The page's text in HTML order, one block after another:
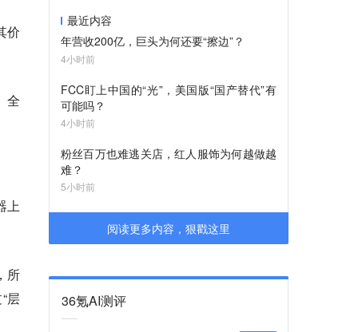
价
全
上
所
层
最近内容
年营收200亿，巨头为何还要“擦边”？
4小时前
FCC盯上中国的“光”，美国版“国产替代”有
可能吗？
4小时前
粉丝百万也难逃关店，红人服饰为何越做越
难？
5小时前
阅读更多内容，狠戳这里
36氪AI测评